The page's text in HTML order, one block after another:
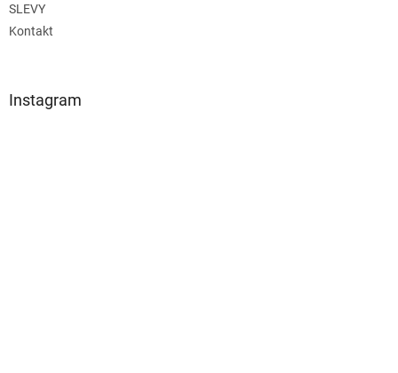
SLEVY
Kontakt
Instagram